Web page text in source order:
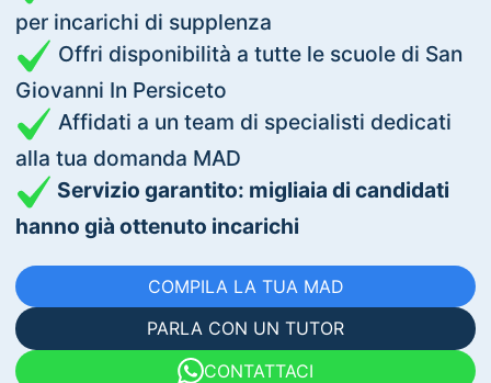
per incarichi di supplenza
Offri disponibilità a tutte le scuole di San
Giovanni In Persiceto
Affidati a un team di specialisti dedicati
alla tua domanda MAD
Servizio garantito: migliaia di candidati
hanno già ottenuto incarichi
COMPILA LA TUA MAD
PARLA CON UN TUTOR
CONTATTACI